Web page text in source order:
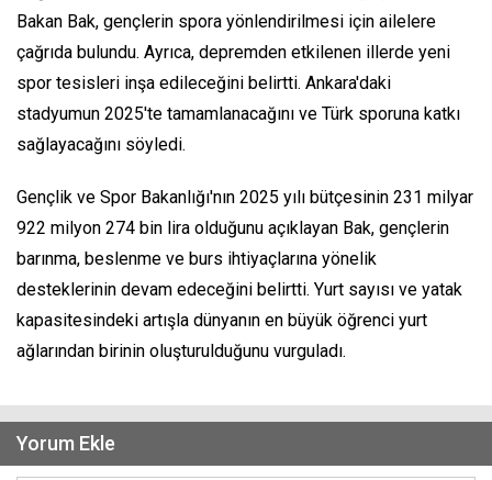
Bakan Bak, gençlerin spora yönlendirilmesi için ailelere
çağrıda bulundu. Ayrıca, depremden etkilenen illerde yeni
spor tesisleri inşa edileceğini belirtti. Ankara'daki
stadyumun 2025'te tamamlanacağını ve Türk sporuna katkı
sağlayacağını söyledi.
Gençlik ve Spor Bakanlığı'nın 2025 yılı bütçesinin 231 milyar
922 milyon 274 bin lira olduğunu açıklayan Bak, gençlerin
barınma, beslenme ve burs ihtiyaçlarına yönelik
desteklerinin devam edeceğini belirtti. Yurt sayısı ve yatak
kapasitesindeki artışla dünyanın en büyük öğrenci yurt
ağlarından birinin oluşturulduğunu vurguladı.
Yorum Ekle